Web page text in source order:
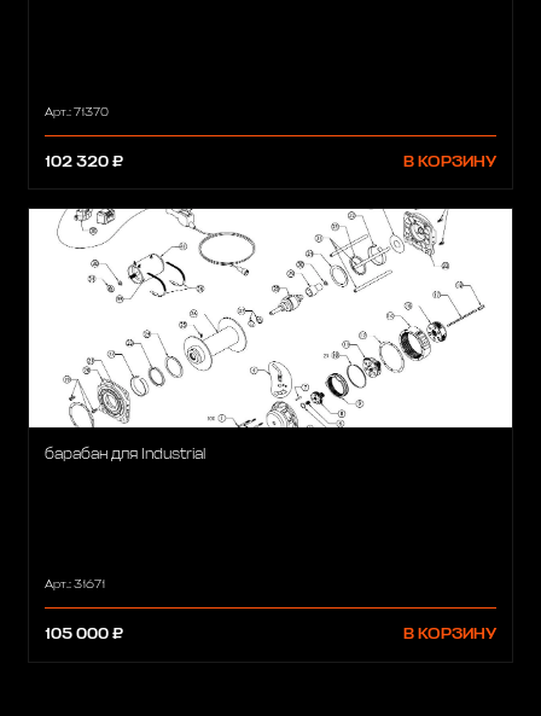
Арт.: 71370
102 320 ₽ В КОРЗИНУ
барабан для Industrial
Арт.: 31671
105 000 ₽ В КОРЗИНУ